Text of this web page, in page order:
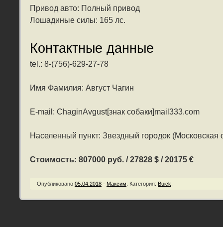
Привод авто: Полный привод
Лошадиные силы: 165 лс.
Контактные данные
tel.: 8-(756)-629-27-78
Имя Фамилия: Август Чагин
E-mail: ChaginAvgust[знак собаки]mail333.com
Населенный пункт: Звездный городок (Московская
Стоимость: 807000 руб. / 27828 $ / 20175 €
Опубликовано 05.04.2018 - Максим Категория: Buick